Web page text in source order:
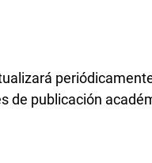
de publicación